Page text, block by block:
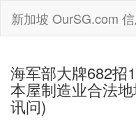
新加坡 OurSG.com
海军部大牌682招
本屋制造业合法
讯问)